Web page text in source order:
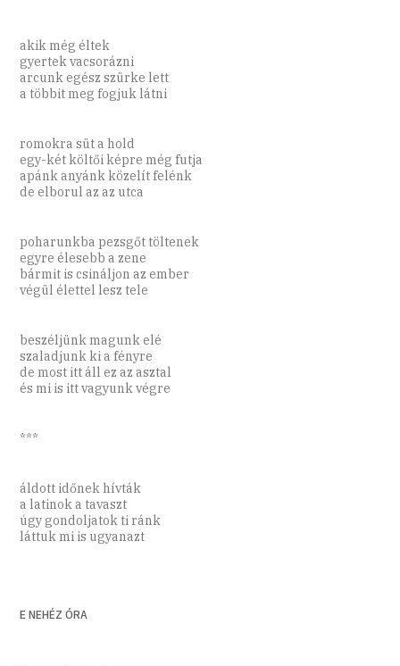
akik még éltek
gyertek vacsorázni
arcunk egész szürke lett
a többit meg fogjuk látni
romokra süt a hold
egy-két költői képre még futja
apánk anyánk közelít felénk
de elborul az az utca
poharunkba pezsgőt töltenek
egyre élesebb a zene
bármit is csináljon az ember
végül élettel lesz tele
beszéljünk magunk elé
szaladjunk ki a fényre
de most itt áll ez az asztal
és mi is itt vagyunk végre
***
áldott időnek hívták
a latinok a tavaszt
úgy gondoljatok ti ránk
láttuk mi is ugyanazt
E NEHÉZ ÓRA